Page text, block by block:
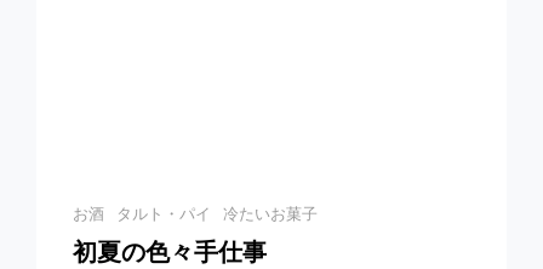
Categories
お酒 タルト・パイ 冷たいお菓子
初夏の色々手仕事